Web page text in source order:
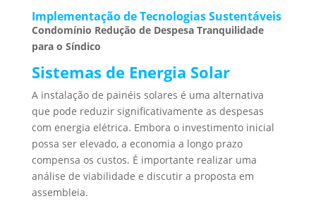
Implementação de Tecnologias Sustentáveis
Condomínio Redução de Despesa Tranquilidade
para o Síndico
Sistemas de Energia Solar
A instalação de painéis solares é uma alternativa
que pode reduzir significativamente as despesas
com energia elétrica. Embora o investimento inicial
possa ser elevado, a economia a longo prazo
compensa os custos. É importante realizar uma
análise de viabilidade e discutir a proposta em
assembleia.